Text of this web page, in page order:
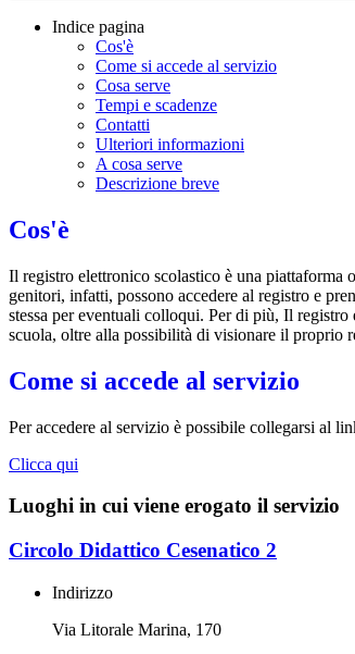
Indice pagina
Cos'è
Come si accede al servizio
Cosa serve
Tempi e scadenze
Contatti
Ulteriori informazioni
A cosa serve
Descrizione breve
Cos'è
Il registro elettronico scolastico è una
genitori, infatti, possono accedere al registro e
stessa per eventuali colloqui. Per di più, Il
scuola, oltre alla possibilità di visionare il proprio
Come si accede al servizio
Per accedere al servizio è possibile collegarsi al
Clicca qui
Luoghi in cui viene erogato il servizio
Circolo Didattico Cesenatico 2
Indirizzo
Via Litorale Marina, 170